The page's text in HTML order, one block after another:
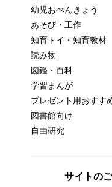
幼児おべんきょう
あそび・工作
知育トイ・知育教材
読み物
図鑑・百科
学習まんが
プレゼント用おすす
図書館向け
自由研究
サイトの